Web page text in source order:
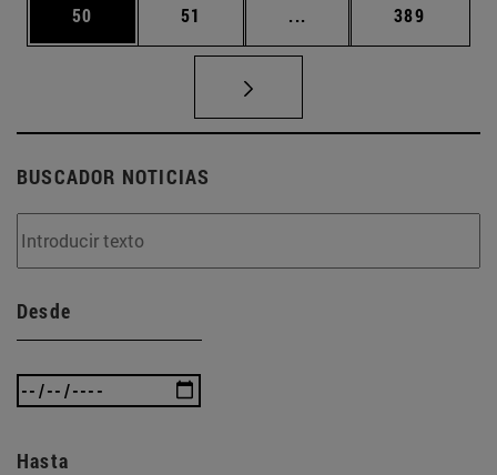
Página
50 Página
51 ... Páginas intermedias
Página
389
BUSCADOR NOTICIAS
Desde
Hasta